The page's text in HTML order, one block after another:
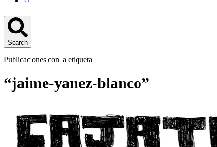
Search
Publicaciones con la etiqueta
“jaime-yanez-blanco”